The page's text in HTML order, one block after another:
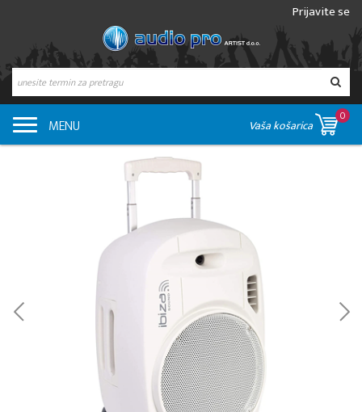
Prijavite se
MENU Vaša košarica
0